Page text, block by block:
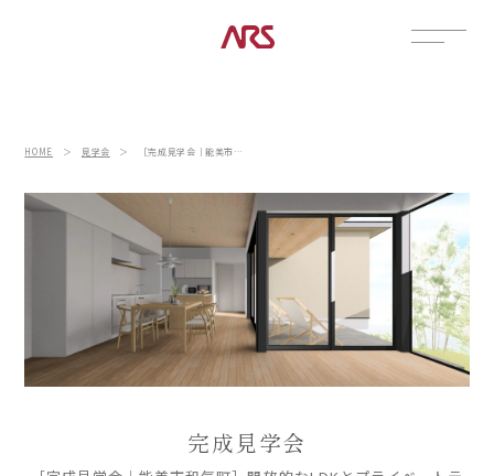
展示場
資料請求
CONTENTS
インタビュー
土地情報
HOME ＞ 見学会 ＞ ［完成見学会｜能美市和気町］開放的なLDKとプライベートテラスで家時間を愉しむ平屋
完成見学会